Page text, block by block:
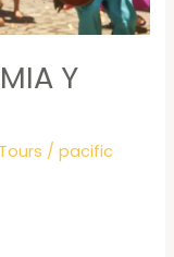
Y
Tours /pacific